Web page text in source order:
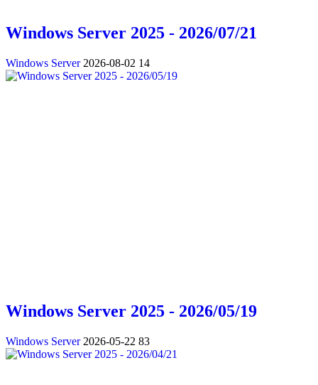
Windows Server 2025 - 2026/07/21
Windows Server 2026-08-02 14
Windows Server 2025 - 2026/05/19
Windows Server 2026-05-22 83